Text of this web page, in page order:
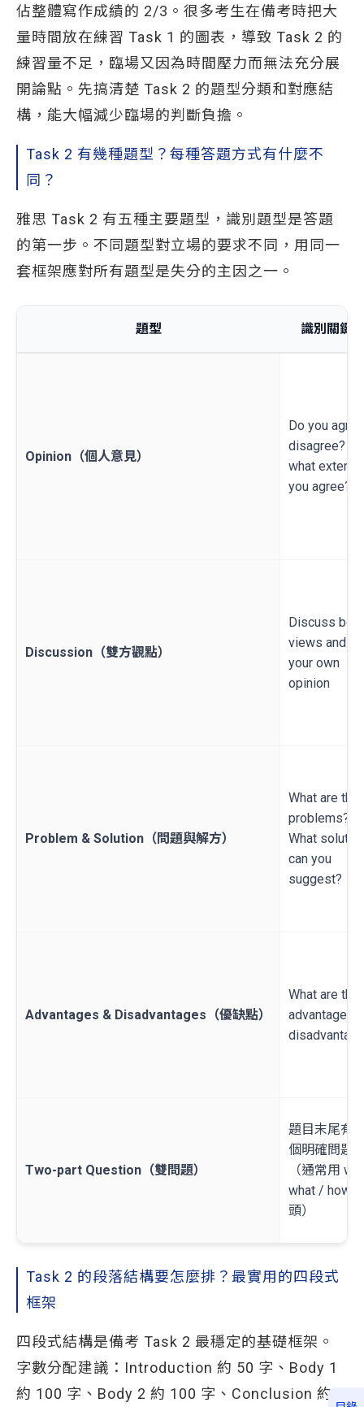
佔整體寫作成績的 2/3。很多考生在備考時把大
量時間放在練習 Task 1 的圖表，導致 Task 2 的
練習量不足，臨場又因為時間壓力而無法充分展
開論點。先搞清楚 Task 2 的題型分類和對應結
構，能大幅減少臨場的判斷負擔。
Task 2 有幾種題型？每種答題方式有什麼不
同？
雅思 Task 2 有五種主要題型，識別題型是答題
的第一步。不同題型對立場的要求不同，用同一
套框架應對所有題型是失分的主因之一。
題型 識別關鍵
Opinion（個人意見）
Do you
disagree? /
what extent
you agree?
Discussion（雙方觀點）
Discuss both
views and
your own
opinion
Problem & Solution（問題與解方）
What are the
problems?
What
can you
suggest?
Advantages & Disadvantages（優缺點）
What are the
advantages
Two-part Question（雙問題）
題目末尾有
個明確問題
（通常用
what / how
頭）
Task 2 的段落結構要怎麼排？最實用的四段式
框架
四段式結構是備考 Task 2 最穩定的基礎框架。
字數分配建議：Introduction 約 50 字、Body 1
約 100 字、Body 2 約 100 字、Conclusion 約